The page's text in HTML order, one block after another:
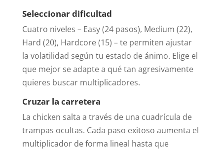
Seleccionar dificultad
Cuatro niveles – Easy (24 pasos), Medium (22),
Hard (20), Hardcore (15) – te permiten ajustar
la volatilidad según tu estado de ánimo. Elige el
que mejor se adapte a qué tan agresivamente
quieres buscar multiplicadores.
Cruzar la carretera
La chicken salta a través de una cuadrícula de
trampas ocultas. Cada paso exitoso aumenta el
multiplicador de forma lineal hasta que